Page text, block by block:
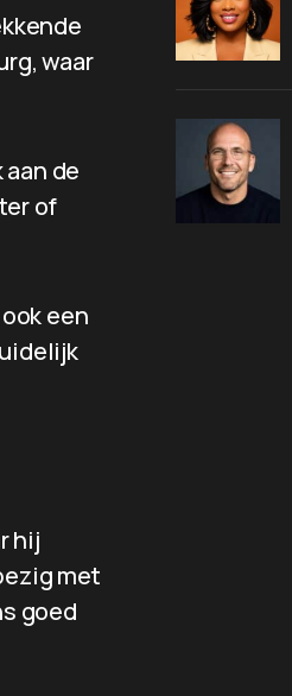
waar
de
of
een
hij
met
goed